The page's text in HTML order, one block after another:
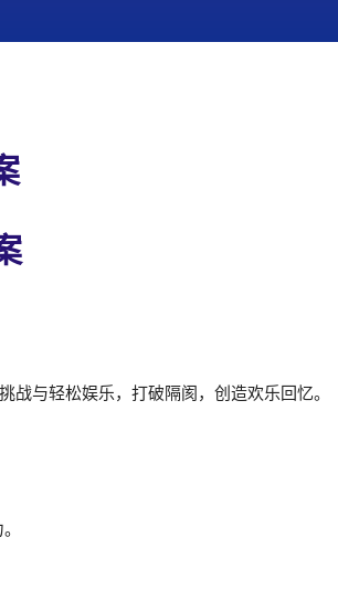
战与轻松娱乐，打破隔阂，创造欢乐回忆。